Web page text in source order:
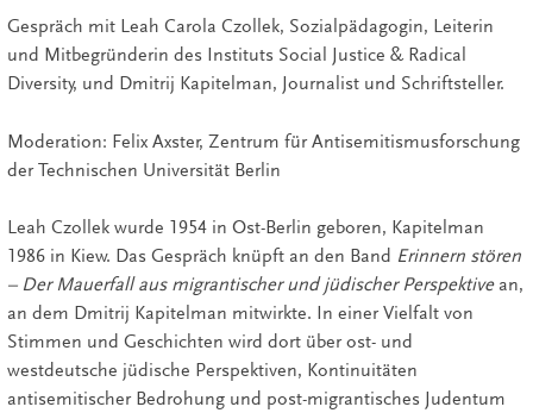
Gespräch mit Leah Carola Czollek, Sozialpädagogin, Leiterin
und Mitbegründerin des Instituts Social Justice & Radical
Diversity, und Dmitrij Kapitelman, Journalist und Schriftsteller.
Moderation: Felix Axster, Zentrum für Antisemitismusforschung
der Technischen Universität Berlin
Leah Czollek wurde 1954 in Ost-Berlin geboren, Kapitelman
1986 in Kiew. Das Gespräch knüpft an den Band Erinnern stören
– Der Mauerfall aus migrantischer und jüdischer Perspektivean,
an dem Dmitrij Kapitelman mitwirkte. In einer Vielfalt von
Stimmen und Geschichten wird dort über ost- und
westdeutsche jüdische Perspektiven, Kontinuitäten
antisemitischer Bedrohung und post-migrantisches Judentum